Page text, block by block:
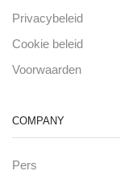
Privacybeleid
Cookie beleid
Voorwaarden
COMPANY
Pers